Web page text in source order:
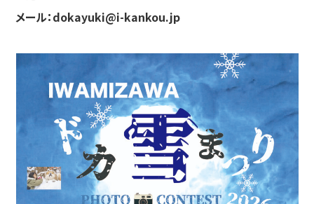
メール：dokayuki@i-kankou.jp